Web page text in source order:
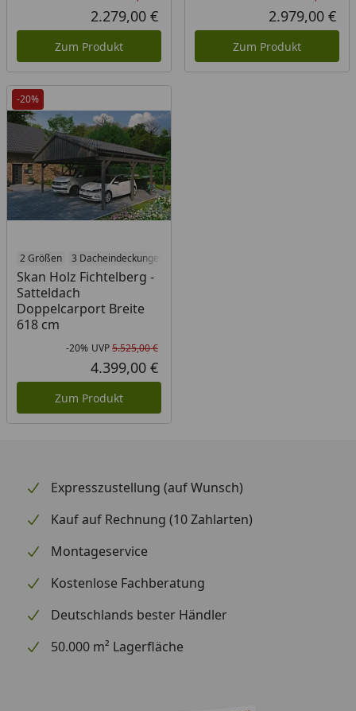
Rabatt in Prozent
Ursprünglicher Preis
Aktueller Preis
2.279,00 €
Zum Produkt
2.979,00 €
Zum Produkt
-20%
2 Größen 3 Dacheindeckungen
Skan Holz Fichtelberg -
Satteldach
Doppelcarport Breite
618 cm
Rabatt in Prozent
-20%
Ursprünglicher Preis
UVP5.525,00 €
Aktueller Preis
4.399,00 €
Zum Produkt
Expresszustellung (auf Wunsch)
Kauf auf Rechnung (10 Zahlarten)
Montageservice
Kostenlose Fachberatung
Deutschlands bester Händler
50.000 m² Lagerfläche